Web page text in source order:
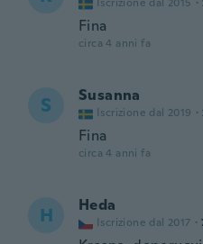
Fina
circa 4 anni fa
S Susanna
Iscrizione dal 2019 ·
Fina
circa 4 anni fa
H Heda
Iscrizione dal 2017 ·